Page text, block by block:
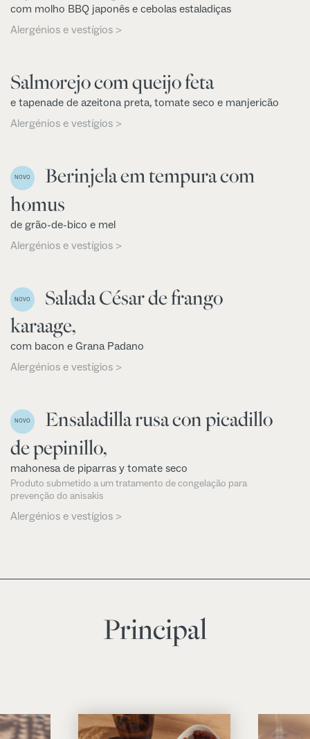
com molho BBQ japonês e cebolas estaladiças
Alergénios e vestígios >
Salmorejo com queijo feta
e tapenade de azeitona preta, tomate seco e manjericão
Alergénios e vestígios >
NOVO
Berinjela em tempura com
homus
de grão-de-bico e mel
Alergénios e vestígios >
NOVO
Salada César de frango
karaage,
com bacon e Grana Padano
Alergénios e vestígios >
NOVO
Ensaladilla rusa con picadillo
de pepinillo,
mahonesa de piparras y tomate seco
Produto submetido a um tratamento de congelação para
prevenção do anisakis
Alergénios e vestígios >
Principal